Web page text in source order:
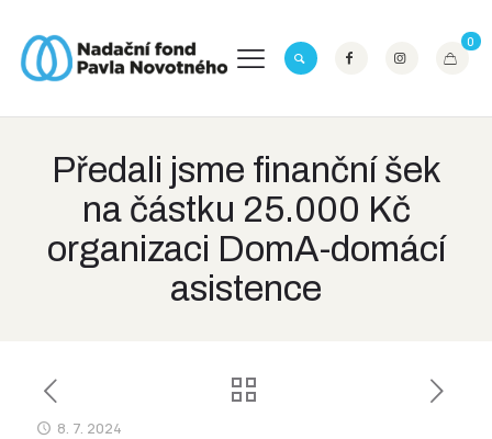
0
Předali jsme finanční šek
na částku 25.000 Kč
organizaci DomA-domácí
asistence
8. 7. 2024